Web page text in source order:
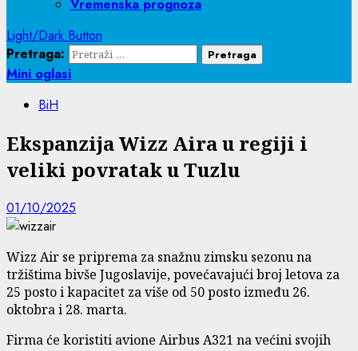
Vremenska prognoza
Light/Dark Button
Pretraga:
Mini oglasi
BiH
Ekspanzija Wizz Aira u regiji i
veliki povratak u Tuzlu
01/10/2025
Wizz Air se priprema za snažnu zimsku sezonu na
tržištima bivše Jugoslavije, povećavajući broj letova za
25 posto i kapacitet za više od 50 posto između 26.
oktobra i 28. marta.
Firma će koristiti avione Airbus A321 na većini svojih